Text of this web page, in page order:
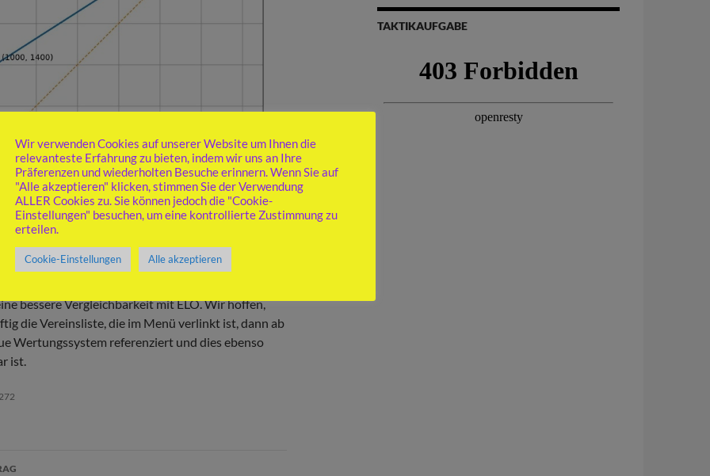
am 1. Juli einmalig angepasst.
engere Abstände, eine realistische Spielstärke-
bessere Vergleichbarkeit mit ELO. Wir hoffen,
die Vereinsliste, die im Menü verlinkt ist, dann ab
Wertungssystem referenziert und dies ebenso
ist.
272
TAKTIKAUFGABE
Wir verwenden Cookies auf unserer Website um Ihnen die
relevanteste Erfahrung zu bieten, indem wir uns an Ihre
Präferenzen und wiederholten Besuche erinnern. Wenn Sie auf
"Alle akzeptieren" klicken, stimmen Sie der Verwendung
ALLER Cookies zu. Sie können jedoch die "Cookie-
Einstellungen" besuchen, um eine kontrollierte Zustimmung zu
erteilen.
Cookie-Einstellungen Alle akzeptieren